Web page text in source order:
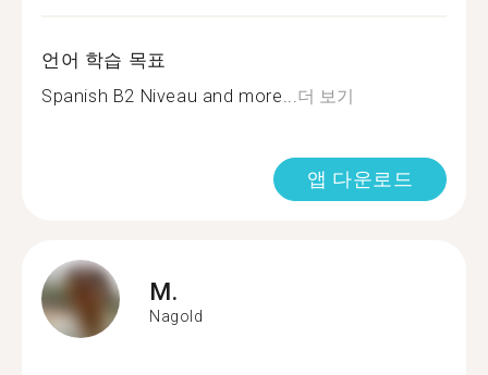
언어 학습 목표
Spanish B2 Niveau and more...더 보기
앱 다운로드
M.
Nagold